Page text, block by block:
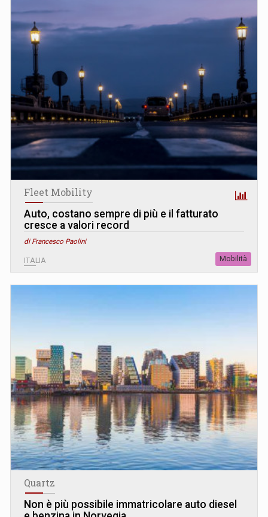
Fleet Mobility
Auto, costano sempre di più e il fatturato
cresce a valori record
di Francesco Paolini
ITALIA Mobilità
Quartz
Non è più possibile immatricolare auto diesel